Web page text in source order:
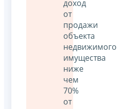
доход
от
продажи
объекта
недвижимого
имущества
ниже
чем
70%
от